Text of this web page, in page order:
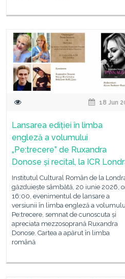
18 Jun
Lansarea ediției în limba
engleză a volumului
„Pe:trecere” de Ruxandra
Donose și recital, la ICR
Institutul Cultural Român de la
găzduiește sâmbătă, 20 iunie 2026,
16:00, evenimentul de lansare a
versiunii în limba engleză a
Pe:trecere, semnat de cunoscuta și
apreciata mezzosoprană Ruxandra
Donose. Cartea a apărut în limba
română